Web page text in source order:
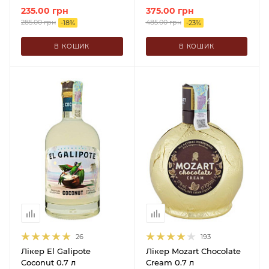
235.00 грн
285.00грн -18%
В КОШИК
375.00 грн
485.00грн -23%
В КОШИК
26
Лікер El Galipote
Coconut 0.7 л
193
Лікер Mozart Chocolate
Cream 0.7 л